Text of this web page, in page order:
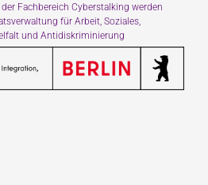
Fachbereich Cyberstalking werden
für Arbeit, Soziales,
und Antidiskriminierung